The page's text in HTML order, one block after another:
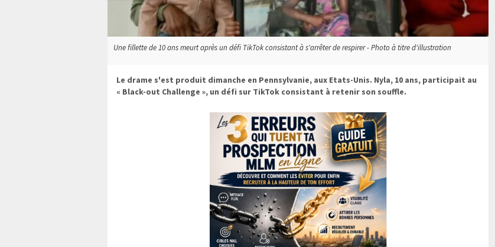
Une fillette de 10 ans meurt après un défi TikTok consistant à s'arrêter de respirer - Photo à titre d'illustration
Le drame s'est produit dimanche en Pennsylvanie, aux Etats-Unis. Nyla, 10 ans, participait au
« Black-out Challenge », un défi sur TikTok consistant à retenir son souffle.